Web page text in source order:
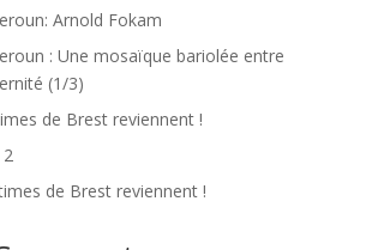
Arnold Fokam
: Une mosaïque bariolée entre
(1/3)
de Brest reviennent !
de Brest reviennent !